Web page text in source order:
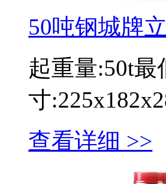
50吨钢城牌
起重量:50t最
寸
查看详细 >>